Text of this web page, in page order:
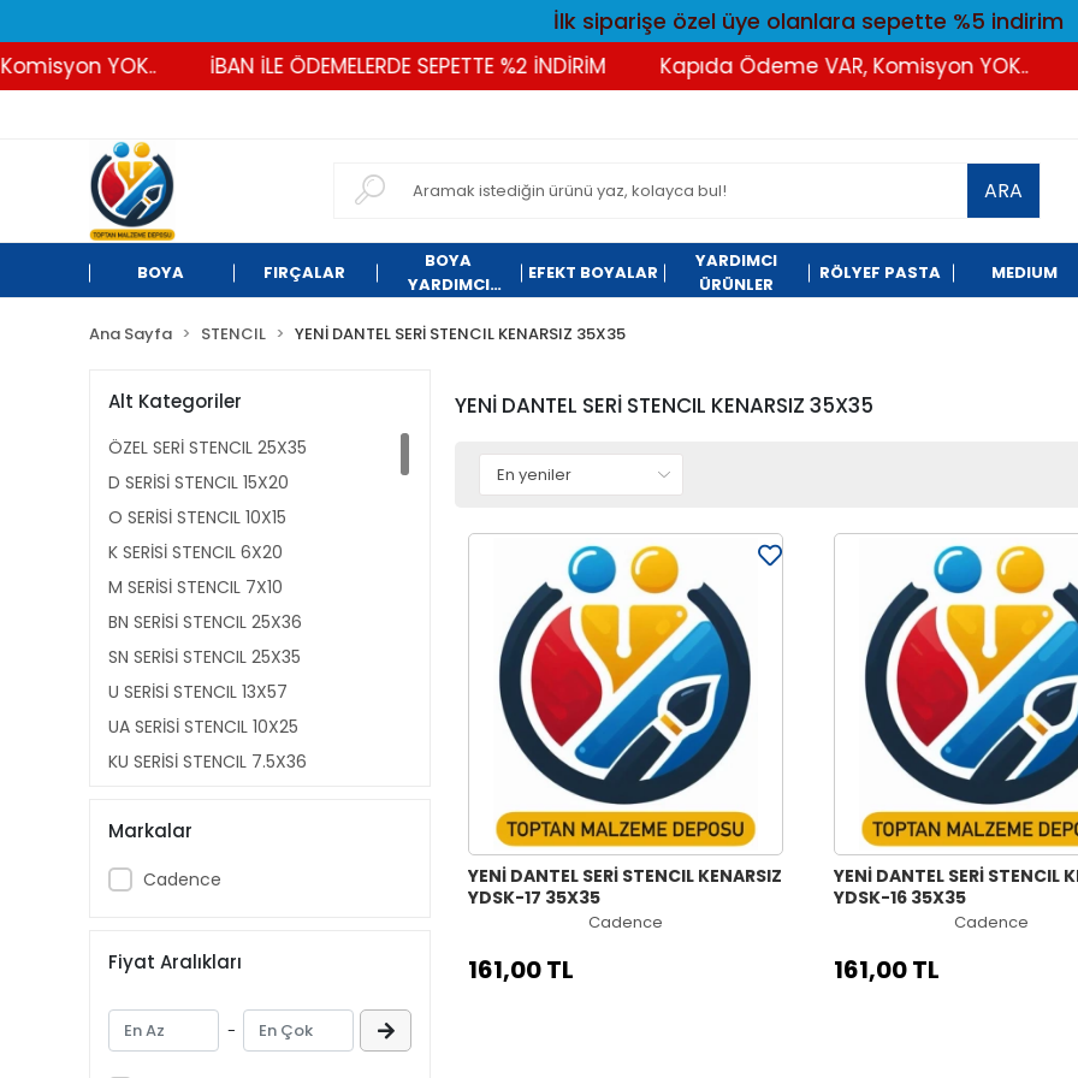
İlk siparişe özel üye olanlara sepette %5 indirim
YOK.. İBAN İLE ÖDEMELERDE SEPETTE %2 İNDİRİM Kapıda Ödeme VAR, Komisyon YOK.. Tüm
ARA
BOYA FIRÇALAR
BOYA
YARDIMCI
EFEKT BOYALAR
YARDIMCI
ÜRÜNLER
RÖLYEF PASTA MEDIUM
Ana Sayfa STENCIL YENİ DANTEL SERİ STENCIL KENARSIZ 35X35
Alt Kategoriler
ÖZEL SERİ STENCIL 25X35
D SERİSİ STENCIL 15X20
O SERİSİ STENCIL 10X15
K SERİSİ STENCIL 6X20
M SERİSİ STENCIL 7X10
BN SERİSİ STENCIL 25X36
SN SERİSİ STENCIL 25X35
U SERİSİ STENCIL 13X57
UA SERİSİ STENCIL 10X25
KU SERİSİ STENCIL 7.5X36
YB SERİSİ STENCIL 22X22
DANTEL SERİSİ STENCIL 25X35
KS SERİSİ SİLUET STENCIL 25X25
HOME DECOR STENCIL 45X45
KADIN SİLÜET STENCIL 21X29
Markalar
Cadence
Fiyat Aralıkları
-
YENİ DANTEL SERİ STENCIL KENARSIZ 35X35
YENİ DANTEL SERİ STENCIL KENARSIZ
YDSK-17 35X35
Cadence
161,00 TL
YENİ DANTEL SERİ STENCIL
YDSK-16 35X35
Cadence
161,00 TL